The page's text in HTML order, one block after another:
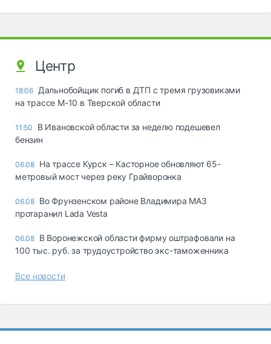
Центр
18:06 Дальнобойщик погиб в ДТП с тремя грузовиками
на трассе М-10 в Тверской области
11:50
В Ивановской области за неделю подешевел
бензин
06.08 На трассе Курск – Касторное обновляют 65-
метровый мост через реку Грайворонка
06.08 Во Фрунзенском районе Владимира МАЗ
протаранил Lada Vesta
06.08 В Воронежской области фирму оштрафовали на
100 тыс. руб. за трудоустройство экс-таможенника
Все новости